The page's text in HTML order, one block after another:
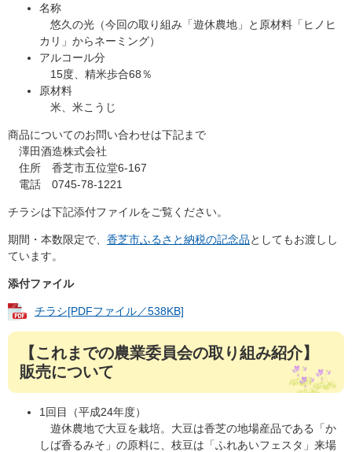
名称
悠久の光（今回の取り組み「遊休農地」と原材料「ヒノヒ
カリ」からネーミング）
アルコール分
15度、精米歩合68％
原材料
米、米こうじ
商品についてのお問い合わせは下記まで
澤田酒造株式会社
住所 香芝市五位堂6-167
電話 0745-78-1221
チラシは下記添付ファイルをご覧ください。
期間・本数限定で、 香芝市ふるさと納税の記念品としてもお渡しし
ています。
添付ファイル
チラシ[PDFファイル／538KB]
【これまでの農業委員会の取り組み紹介】
販売について
1回目（平成24年度）
遊休農地で大豆を栽培。大豆は香芝の地場産品である「か
しば香るみそ」の原料に、枝豆は「ふれあいフェスタ」来場